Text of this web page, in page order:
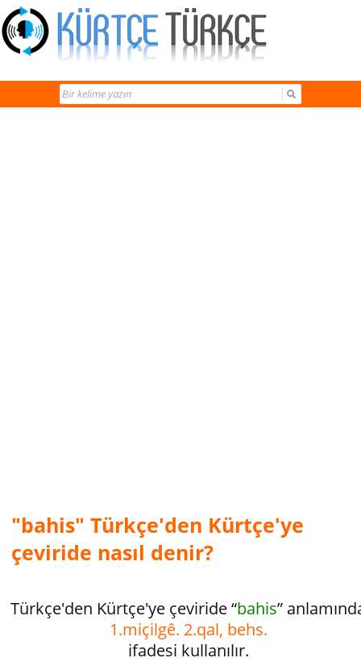
"bahis" Türkçe'den Kürtçe'ye
çeviride nasıl denir?
Türkçe'den Kürtçe'ye çeviride “bahis”
1.miçilgê. 2.qal, behs.
ifadesi kullanılır.